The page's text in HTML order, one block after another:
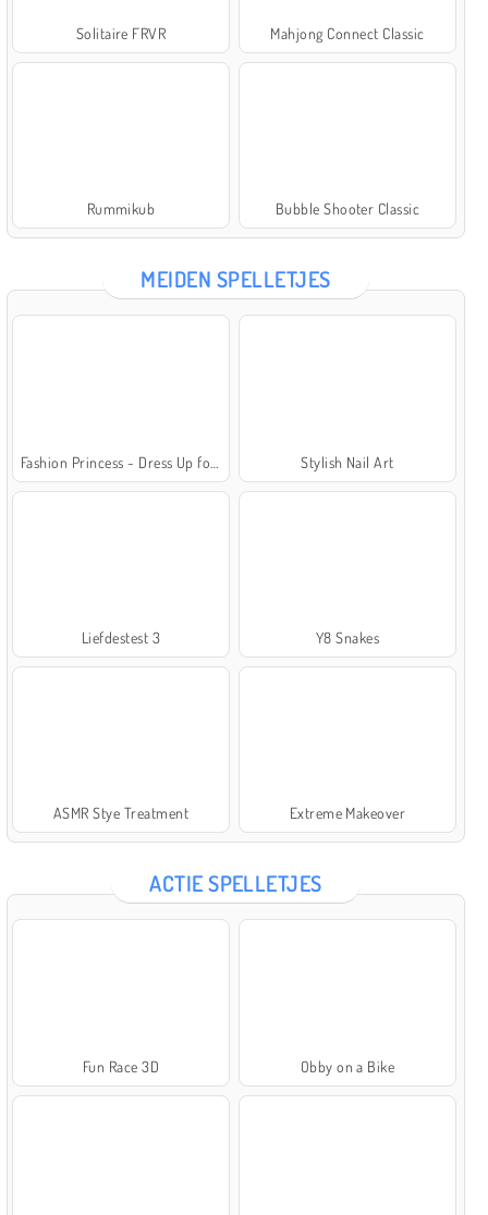
Solitaire FRVR Mahjong Connect Classic
Rummikub Bubble Shooter Classic
MEIDEN SPELLETJES
Stylish Nail Art
Liefdestest 3 Y8 Snakes
ASMR Stye Treatment Extreme Makeover
ACTIE SPELLETJES
Fun Race 3D Obby on a Bike